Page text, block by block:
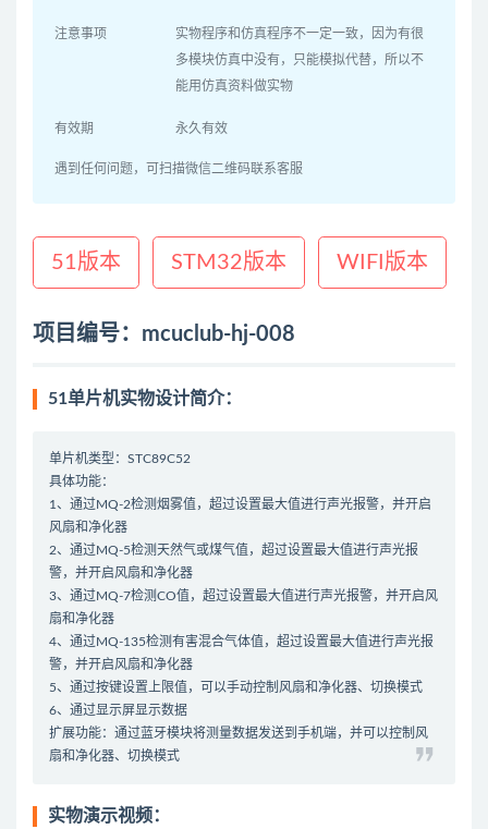
注意事项
实物程序和仿真程序不一定一致，因为有很
多模块仿真中没有，只能模拟代替，所以不
能用仿真资料做实物
有效期 永久有效
遇到任何问题，可扫描微信二维码联系客服
51版本 STM32版本 WIFI版本
项目编号：mcuclub-hj-008
51单片机实物设计简介：
单片机类型：STC89C52
具体功能：
1、通过MQ-2检测烟雾值，超过设置最大值进行声光报警，并开启
风扇和净化器
2、通过MQ-5检测天然气或煤气值，超过设置最大值进行声光报
警，并开启风扇和净化器
3、通过MQ-7检测CO值，超过设置最大值进行声光报警，并开启风
扇和净化器
4、通过MQ-135检测有害混合气体值，超过设置最大值进行声光报
警，并开启风扇和净化器
5、通过按键设置上限值，可以手动控制风扇和净化器、切换模式
6、通过显示屏显示数据
扩展功能：通过蓝牙模块将测量数据发送到手机端，并可以控制风
扇和净化器、切换模式
实物演示视频：